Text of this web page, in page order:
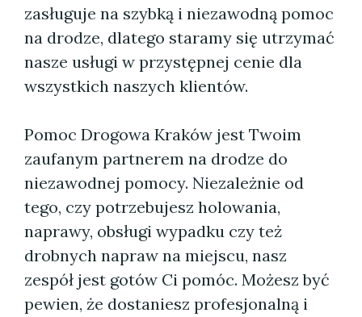
zasługuje na szybką i niezawodną pomoc
na drodze, dlatego staramy się utrzymać
nasze usługi w przystępnej cenie dla
wszystkich naszych klientów.
Pomoc Drogowa Kraków jest Twoim
zaufanym partnerem na drodze do
niezawodnej pomocy. Niezależnie od
tego, czy potrzebujesz holowania,
naprawy, obsługi wypadku czy też
drobnych napraw na miejscu, nasz
zespół jest gotów Ci pomóc. Możesz być
pewien, że dostaniesz profesjonalną i